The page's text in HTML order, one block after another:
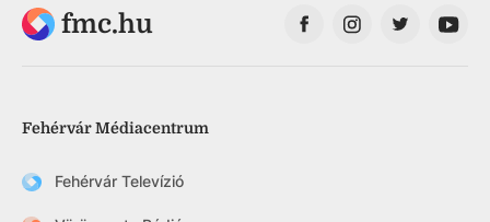
fmc.hu
Fehérvár Médiacentrum
Fehérvár Televízió